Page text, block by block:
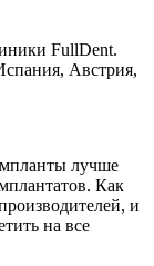
FullDent.
Австрия,
лучше
Как
и
на все